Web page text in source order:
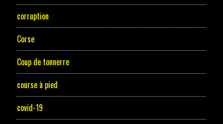
corruption
Corse
Coup de tonnerre
course à pied
covid-19